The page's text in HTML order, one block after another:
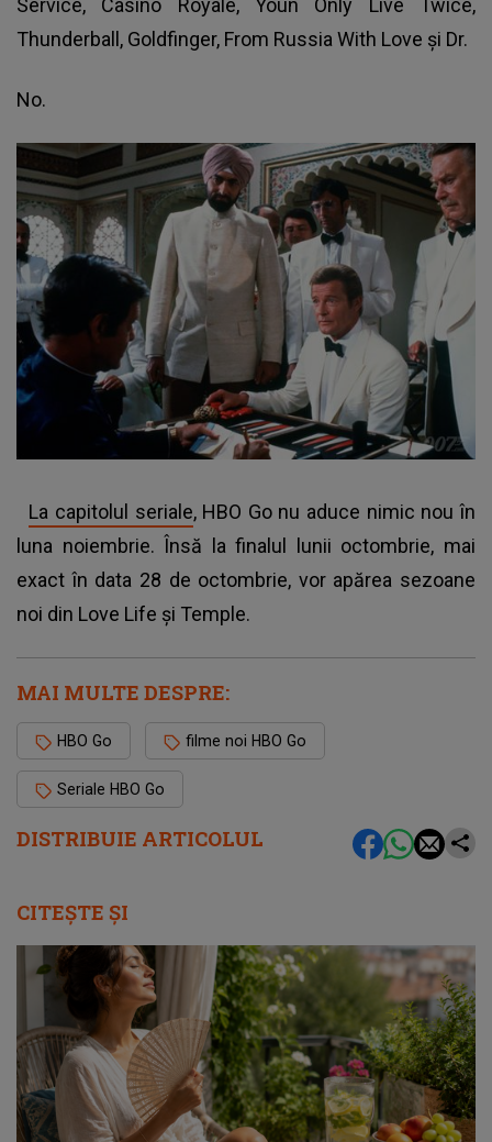
DISTRIBUIE ARTICOLUL
Service, Casino Royale, Youn Only Live Twice,
Thunderball, Goldfinger, From Russia With Love şi Dr.
No.
La capitolul seriale, HBO Go nu aduce nimic nou în
luna noiembrie. Însă la finalul lunii octombrie, mai
exact în data 28 de octombrie, vor apărea sezoane
noi din Love Life şi Temple.
MAI MULTE DESPRE:
HBO Go filme noi HBO Go
Seriale HBO Go
CITEȘTE ȘI